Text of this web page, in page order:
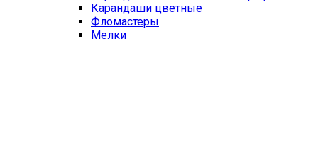
Карандаши цветные
Фломастеры
Мелки